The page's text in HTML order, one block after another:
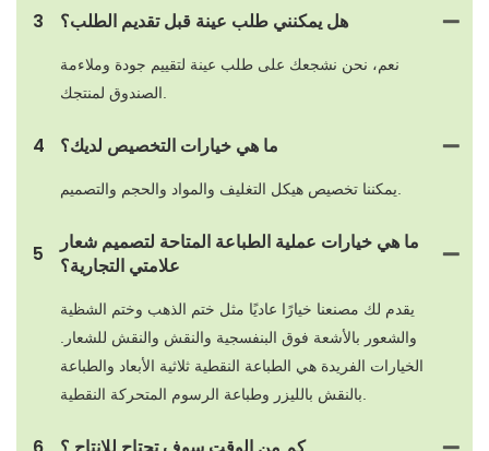
3 هل يمكنني طلب عينة قبل تقديم الطلب؟
نعم، نحن نشجعك على طلب عينة لتقييم جودة وملاءمة
4 ما هي خيارات التخصيص لديك؟
5
ما هي خيارات عملية الطباعة المتاحة لتصميم شعار
علامتي التجارية؟
يقدم لك مصنعنا خيارًا عاديًا مثل ختم الذهب وختم الشظية
والشعور بالأشعة فوق البنفسجية والنقش والنقش للشعار.
الخيارات الفريدة هي الطباعة النقطية ثلاثية الأبعاد والطباعة